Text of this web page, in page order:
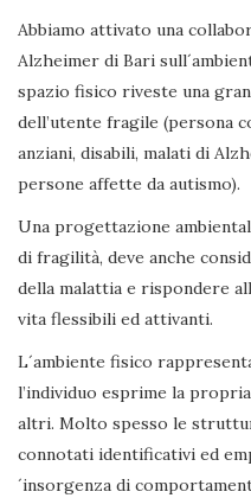
Abbiamo attivato una
Alzheimer di Bari
spazio fisico riveste una
dell’utente fragile (persona
anziani, disabili, malati di
persone affette da autismo).
Una progettazione
di fragilità, deve anche
della malattia e rispondere
vita flessibili ed attivanti.
L´ambiente fisico
l’individuo esprime la
altri. Molto spesso le
connotati identificativi ed
´insorgenza di